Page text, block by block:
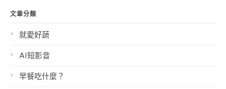
文章分類
就愛好蔬
AI短影音
早餐吃什麼？